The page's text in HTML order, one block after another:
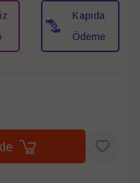
Kapıda
Ödeme